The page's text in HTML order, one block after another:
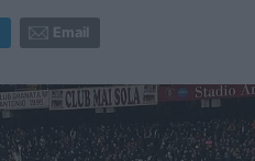
Email